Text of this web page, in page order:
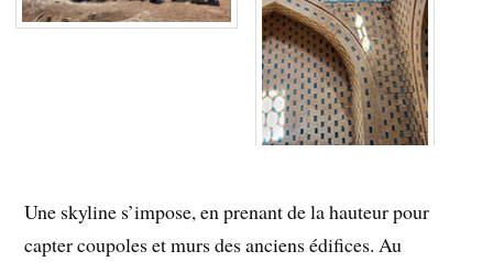
Une skyline s’impose, en prenant de la hauteur pour
capter coupoles et murs des anciens édifices. Au